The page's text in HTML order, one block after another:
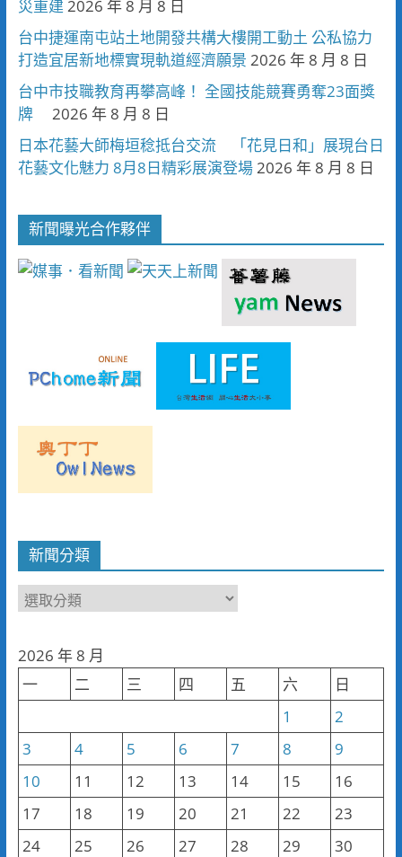
災重建 2026 年 8 月 8 日
台中捷運南屯站土地開發共構大樓開工動土 公私協力
打造宜居新地標實現軌道經濟願景 2026 年 8 月 8 日
台中市技職教育再攀高峰！ 全國技能競賽勇奪23面獎
牌
2026 年 8 月 8 日
日本花藝大師梅垣稔抵台交流 「花見日和」展現台日
花藝文化魅力 8月8日精彩展演登場 2026 年 8 月 8 日
新聞曝光合作夥伴
新聞分類
新
類
2026 年 8 月
一
二 三 四 五 六
日
1
2
3
4 5 6 7 8
9
10
11 12 13 14 15
16
17
18 19 20 21 22
23
24
25 26 27 28 29
30